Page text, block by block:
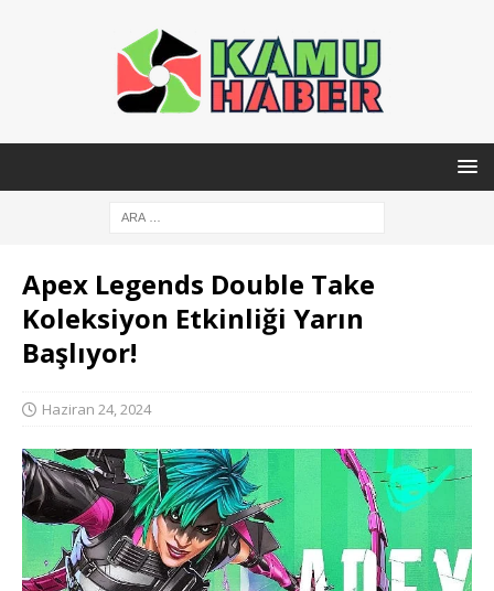
Apex Legends Double Take
Koleksiyon Etkinliği Yarın
Başlıyor!
Haziran 24, 2024